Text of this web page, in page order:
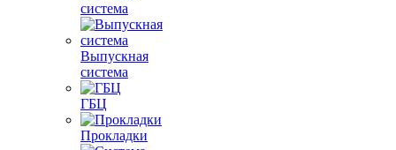
система
Выпускная
система
ГБЦ
Прокладки